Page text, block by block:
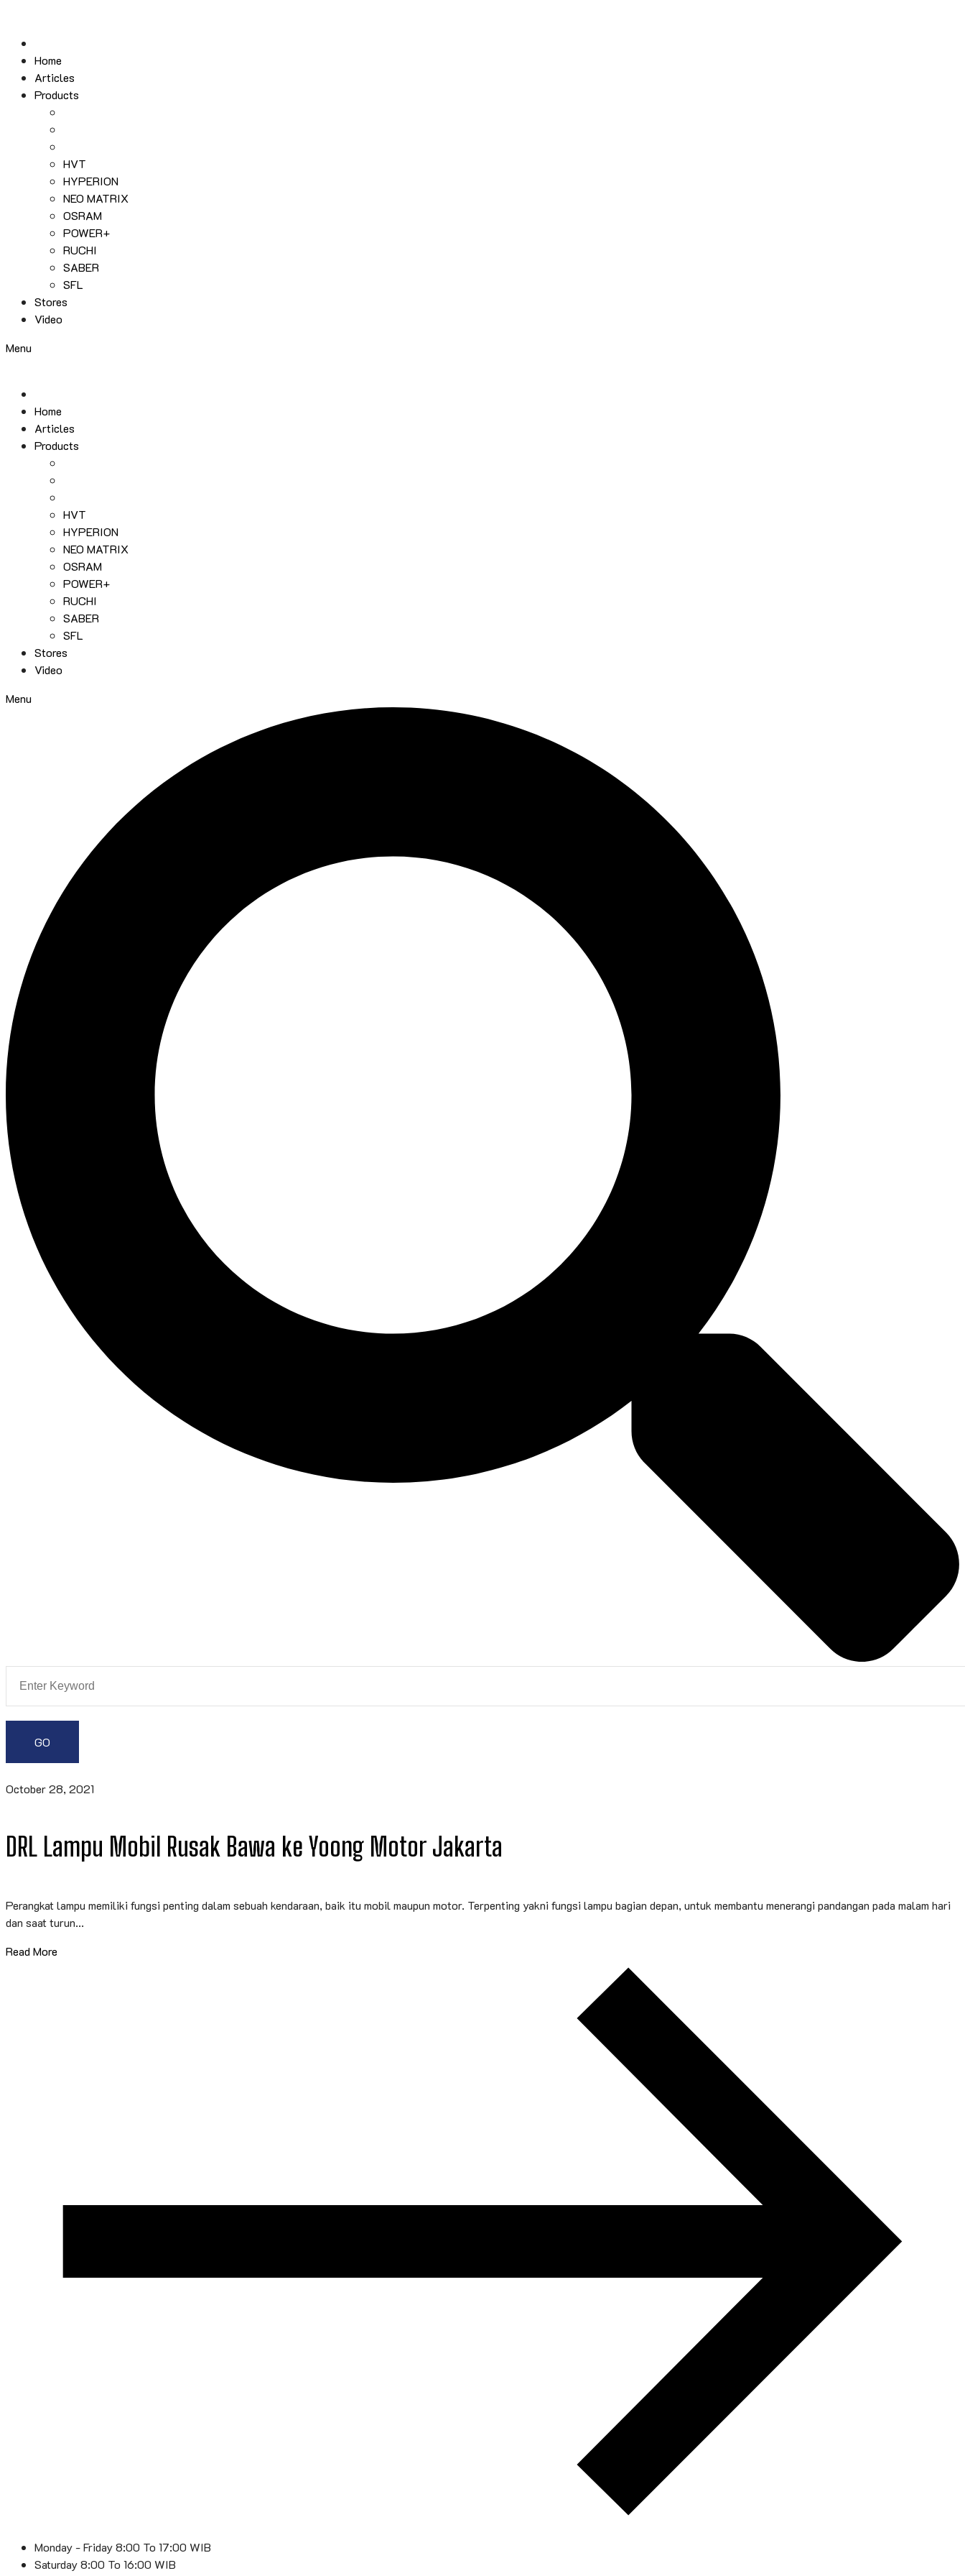
content
Home
Articles
Products
HVT
HYPERION
NEO MATRIX
OSRAM
POWER+
RUCHI
SABER
SFL
Stores
Video
Menu
Home
Articles
Products
HVT
HYPERION
NEO MATRIX
OSRAM
POWER+
RUCHI
SABER
SFL
Stores
Video
Menu
October 28, 2021
DRL Lampu Mobil Rusak Bawa ke Yoong Motor Jakarta
Perangkat lampu memiliki fungsi penting dalam sebuah kendaraan, baik itu mobil maupun motor. Terpenting yakni fungsi lampu bagian depan, untuk membantu menerangi pandangan pada malam hari
dan saat turun...
Read More
Monday - Friday 8:00 To 17:00 WIB
Saturday 8:00 To 16:00 WIB